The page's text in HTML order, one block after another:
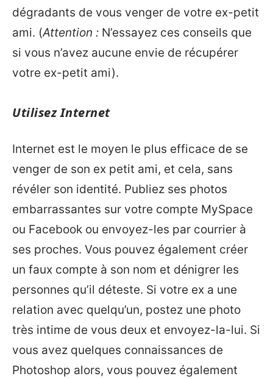
dégradants de vous venger de votre ex-petit
ami. (Attention : N’essayez ces conseils que
si vous n’avez aucune envie de récupérer
votre ex-petit ami).
Utilisez Internet
Internet est le moyen le plus efficace de se
venger de son ex petit ami, et cela, sans
révéler son identité. Publiez ses photos
embarrassantes sur votre compte MySpace
ou Facebook ou envoyez-les par courrier à
ses proches. Vous pouvez également créer
un faux compte à son nom et dénigrer les
personnes qu’il déteste. Si votre ex a une
relation avec quelqu’un, postez une photo
très intime de vous deux et envoyez-la-lui. Si
vous avez quelques connaissances de
Photoshop alors, vous pouvez également